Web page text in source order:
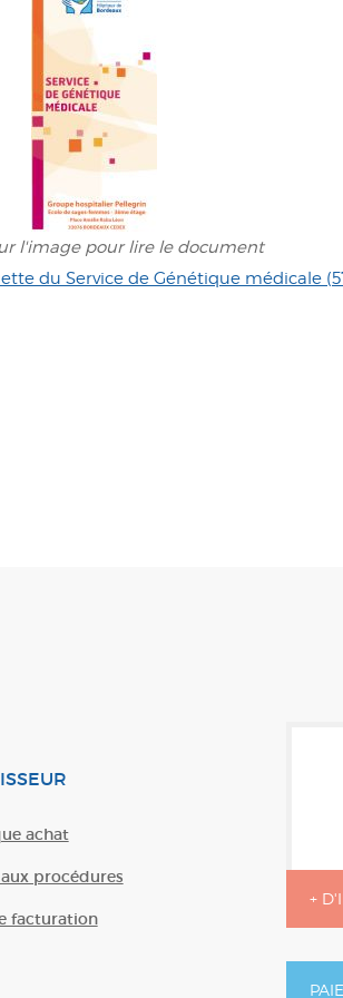
l'image pour lire le document
du Service de Génétique médicale
+
achat
procédures
facturation